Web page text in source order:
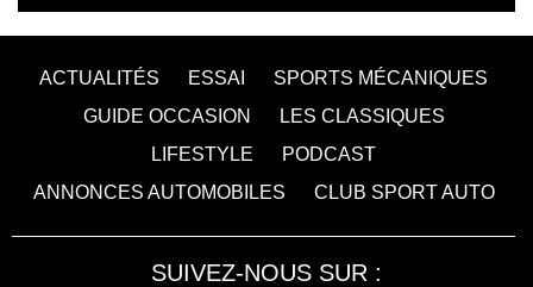
ACTUALITÉS ESSAI
SPORTS MÉCANIQUES
GUIDE OCCASION
LES CLASSIQUES
LIFESTYLE
PODCAST
ANNONCES AUTOMOBILES
CLUB SPORT AUTO
SUIVEZ-NOUS SUR :